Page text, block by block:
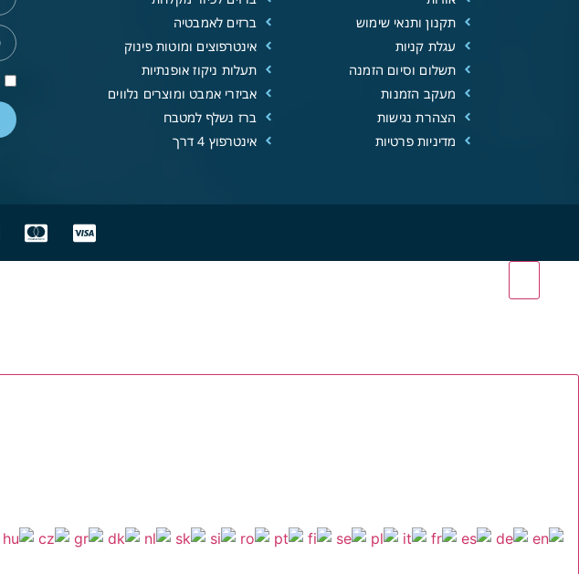
תקנון ותנאי שימוש
עגלת קניות
תשלום וסיום הזמנה
מעקב הזמנות
הצהרת נגישות
מדיניות פרטיות
ברזים לאמבטיה
אינטרפוצים ומוטות פינוק
תעלות ניקוז אופנתיות
אביזרי אמבט ומוצרים נלווים
ברז נשלף למטבח
אינטרפוץ 4 דרך